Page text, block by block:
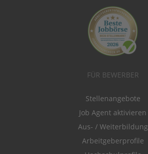
FÜR BEWERBER
Stellenangebote
Job Agent aktivieren
Aus- / Weiterbildung
Arbeitgeberprofile